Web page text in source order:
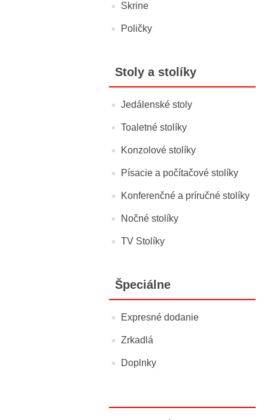
Skrine
Poličky
Stoly a stolíky
Jedálenské stoly
Toaletné stolíky
Konzolové stolíky
Písacie a počítačové stolíky
Konferenčné a príručné stolíky
Nočné stolíky
TV Stolíky
Špeciálne
Expresné dodanie
Zrkadlá
Doplnky